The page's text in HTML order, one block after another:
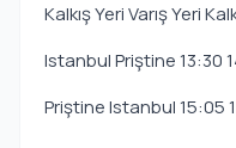
Kalkış Yeri Varış Yeri
Istanbul Priştine 13:30
Priştine Istanbul 15:05